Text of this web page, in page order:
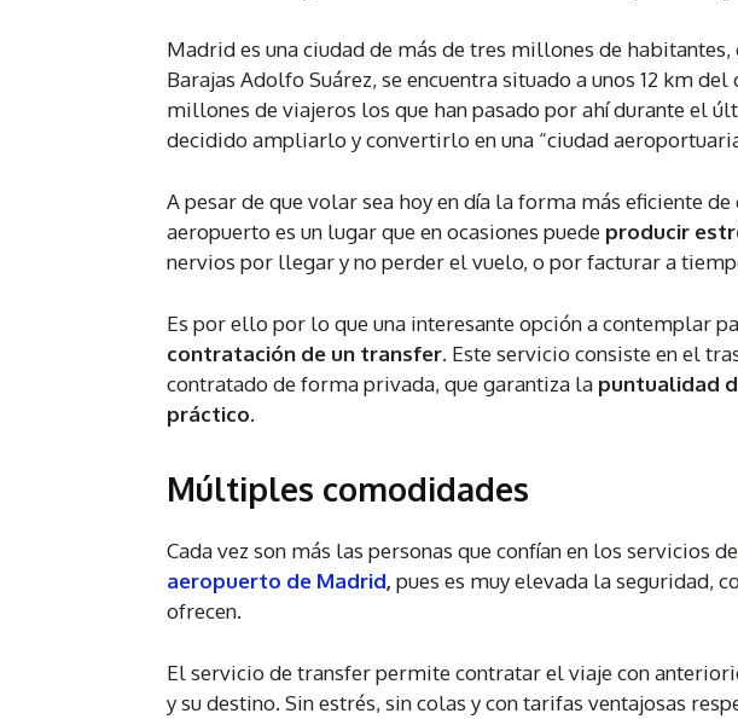
Madrid es una ciudad de más de tres millones de
Barajas Adolfo Suárez, se encuentra situado a unos 12 km del
millones de viajeros los que han pasado por ahí durante el
decidido ampliarlo y convertirlo en una “ciudad
A pesar de que volar sea hoy en día la forma más eficiente
aeropuerto es un lugar que en ocasiones puede producir
nervios por llegar y no perder el vuelo, o por facturar a
Es por ello por lo que una interesante opción a contemplar
contratación de un transfer. Este servicio consiste en el
contratado de forma privada, que garantiza la puntualidad
práctico.
Múltiples comodidades
Cada vez son más las personas que confían en los servicios de
aeropuerto de Madrid, pues es muy elevada la seguridad,
ofrecen.
El servicio de transfer permite contratar el viaje con
y su destino. Sin estrés, sin colas y con tarifas ventajosas